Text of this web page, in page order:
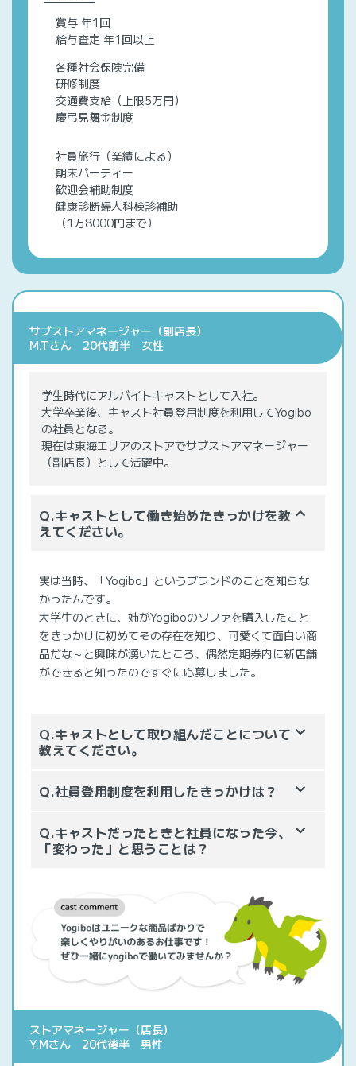
賞与 年1回
給与査定 年1回以上
各種社会保険完備
研修制度
交通費支給（上限5万円）
慶弔見舞金制度
社員旅行（業績による）
期末パーティー
歓迎会補助制度
健康診断婦人科検診補助
（1万8000円まで）
サブストアマネージャー（副店長）
M.Tさん 20代前半 女性
学生時代にアルバイトキャストとして入社。
大学卒業後、キャスト社員登用制度を利用してYogibo
の社員となる。
現在は東海エリアのストアでサブストアマネージャー
（副店長）として活躍中。
Q.キャストとして働き始めたきっかけを教
えてください。
実は当時、「Yogibo」というブランドのことを知らな
かったんです。
大学生のときに、姉がYogiboのソファを購入したこと
をきっかけに初めてその存在を知り、可愛くて面白い商
品だな～と興味が湧いたところ、偶然定期券内に新店舗
ができると知ったのですぐに応募しました。
Q.キャストとして取り組んだことについて
教えてください。
Q.社員登用制度を利用したきっかけは？
Q.キャストだったときと社員になった今、
「変わった」と思うことは？
ストアマネージャー（店長）
Y.Mさん 20代後半 男性